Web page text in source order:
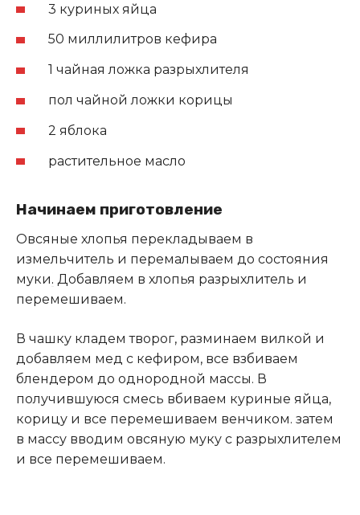
3 куриных яйца
50 миллилитров кефира
1 чайная ложка разрыхлителя
пол чайной ложки корицы
2 яблока
растительное масло
Начинаем приготовление
Овсяные хлопья перекладываем в
измельчитель и перемалываем до состояния
муки. Добавляем в хлопья разрыхлитель и
перемешиваем.
В чашку кладем творог, разминаем вилкой и
добавляем мед с кефиром, все взбиваем
блендером до однородной массы. В
получившуюся смесь вбиваем куриные яйца,
корицу и все перемешиваем венчиком. затем
в массу вводим овсяную муку с разрыхлителем
и все перемешиваем.